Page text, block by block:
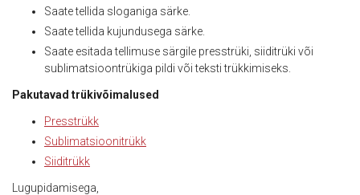
Saate tellida sloganiga särke.
Saate tellida kujundusega särke.
Saate esitada tellimuse särgile presstrüki, siiditrüki või
sublimatsioontrükiga pildi või teksti trükkimiseks.
Pakutavad trükivõimalused
Presstrükk
Sublimatsioonitrükk
Siiditrükk
Lugupidamisega,